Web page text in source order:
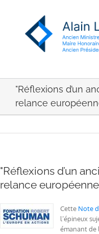
"Réflexions d’un
relance
"Réflexions d’un
relance
Cette Note
l’épineux
émanant de